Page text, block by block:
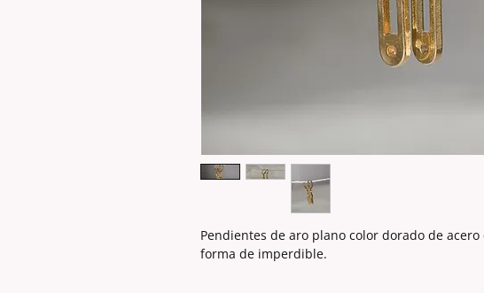
Pendientes de aro plano color dorado de
forma de imperdible.